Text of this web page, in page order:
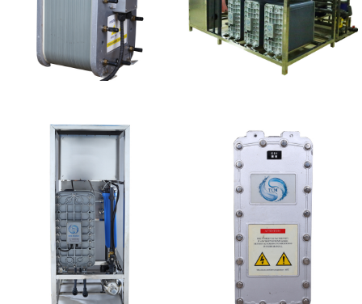
PureTec （浦睿）EDI模
块维修
EDI设备维修